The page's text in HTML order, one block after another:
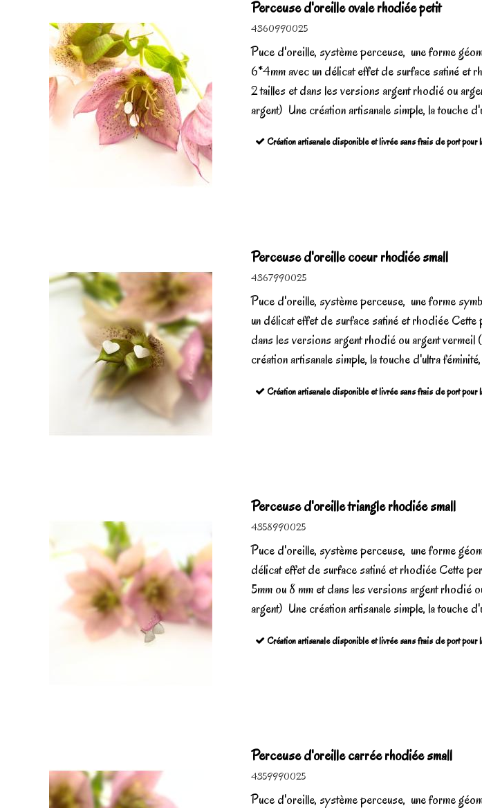
Perceuse d'oreille ovale rhodiée petit
4360990025
Puce d'oreille, système perceuse, une forme
6*4mm avec un délicat effet de surface satiné et
2 tailles et dans les versions argent rhodié ou
argent) Une création artisanale simple, la touche
Création artisanale disponible et livrée sans frais de port pour
Perceuse d'oreille coeur rhodiée small
4367990025
Puce d'oreille, système perceuse, une forme
un délicat effet de surface satiné et rhodiée
dans les versions argent rhodié ou argent
création artisanale simple, la touche d'ultra
Création artisanale disponible et livrée sans frais de port pour
Perceuse d'oreille triangle rhodiée small
4358990025
Puce d'oreille, système perceuse, une forme
délicat effet de surface satiné et rhodiée Cette
5mm ou 8 mm et dans les versions argent rhodié
argent) Une création artisanale simple, la touche
Création artisanale disponible et livrée sans frais de port pour
Perceuse d'oreille carrée rhodiée small
4359990025
Puce d'oreille, système perceuse, une forme